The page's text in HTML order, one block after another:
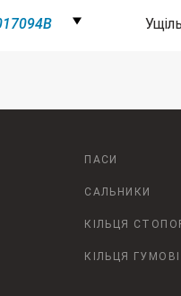
ПАСИ
САЛЬНИКИ
КІЛЬЦЯ
КІЛЬЦЯ ГУМОВІ